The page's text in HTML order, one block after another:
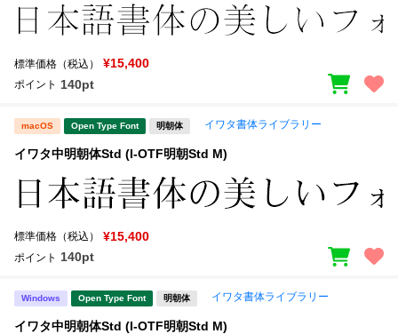
標準価格（税込） ¥15,400
ポイント 140pt
macOS Open Type Font 明朝体 イワタ書体ライブラリー
イワタ中明朝体Std (I-OTF明朝Std M)
標準価格（税込） ¥15,400
ポイント 140pt
Windows Open Type Font 明朝体 イワタ書体ライブラリー
イワタ中明朝体Std (I-OTF明朝Std M)